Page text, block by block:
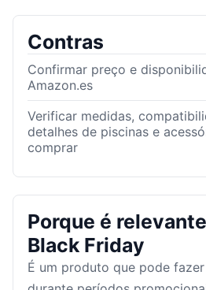
Contras
Confirmar preço e
Amazon.es
Verificar medidas,
detalhes de piscinas e
comprar
Porque é
Black Friday
É um produto que pode